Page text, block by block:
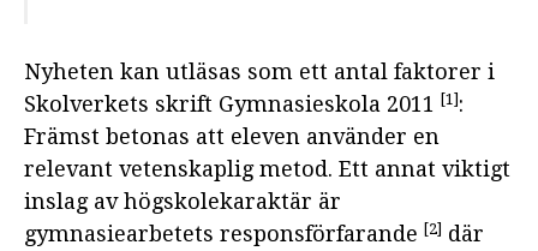
Nyheten kan utläsas som ett antal faktorer i
Skolverkets skrift Gymnasieskola 2011 [1]:
Främst betonas att eleven använder en
relevant vetenskaplig metod. Ett annat viktigt
inslag av högskolekaraktär är
gymnasiearbetets responsförfarande [2] där